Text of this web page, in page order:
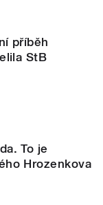
příběh
StB
To je
Hrozenkova